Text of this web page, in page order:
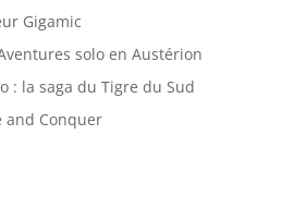
Gigamic
solo en Austérion
: la saga du Tigre du Sud
and Conquer